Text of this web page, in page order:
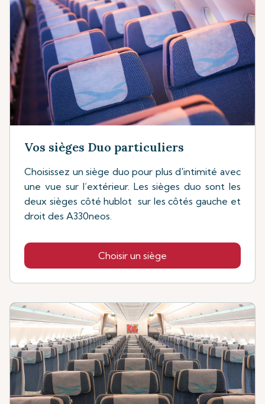
Vos sièges Duo particuliers
Choisissez un siège duo pour plus d'intimité avec
une vue sur l’extérieur. Les sièges duo sont les
deux sièges côté hublot sur les côtés gauche et
droit des A330neos.
Choisir un siège